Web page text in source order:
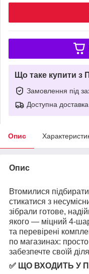
Що таке купити з
Замовлення під
Доступна доставка
Опис
Опис
Втомилися
стикатися з
зібрали готове,
якого — міцний 4-
та перевірені
по магазинах:
забезпечте своїй
✅ ЩО ВХОДИТЬ У